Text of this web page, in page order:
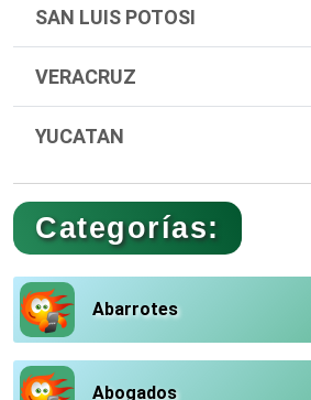
SAN LUIS POTOSI
VERACRUZ
YUCATAN
Categorías:
Abarrotes
Abogados